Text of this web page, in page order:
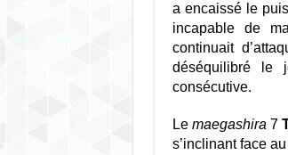
a encaissé le
incapable de
continuait
déséquilibré le
consécutive.
Le maegashira 7
s’inclinant face au